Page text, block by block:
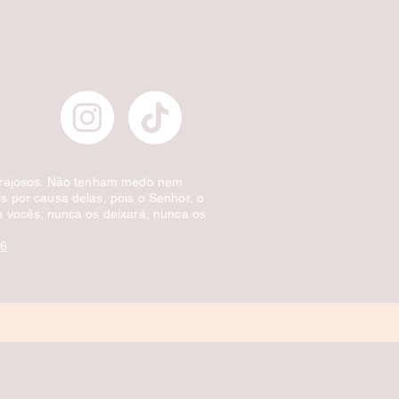
Não tenham medo nem
por causa delas, pois o Senhor, o
vocês; nunca os deixará, nunca os